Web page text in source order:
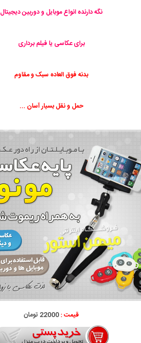
نگه دارنده انواع موبایل و دوربین دیجیتال
برای عکاسی یا فیلم برداری
بدنه فوق العاده سبک و مقاوم
حمل و نقل بسیار آسان ...
قیمت :22000 تومان